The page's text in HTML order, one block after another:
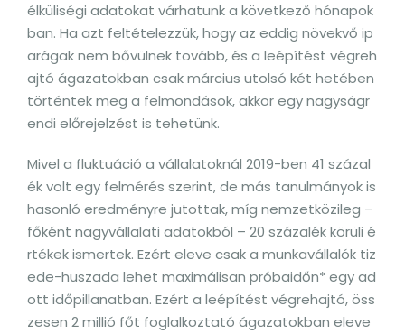
élküliségi adatokat várhatunk a következő hónapok
ban. Ha azt feltételezzük, hogy az eddig növekvő ip
arágak nem bővülnek tovább, és a leépítést végreh
ajtó ágazatokban csak március utolsó két hetében
történtek meg a felmondások, akkor egy nagyságr
endi előrejelzést is tehetünk.
Mivel a fluktuáció a vállalatoknál 2019-ben 41 százal
ék volt egy felmérés szerint, de más tanulmányok is
hasonló eredményre jutottak, míg nemzetközileg –
főként nagyvállalati adatokból – 20 százalék körüli é
rtékek ismertek. Ezért eleve csak a munkavállalók tiz
ede-huszada lehet maximálisan próbaidőn* egy ad
ott időpillanatban. Ezért a leépítést végrehajtó, öss
zesen 2 millió főt foglalkoztató ágazatokban eleve